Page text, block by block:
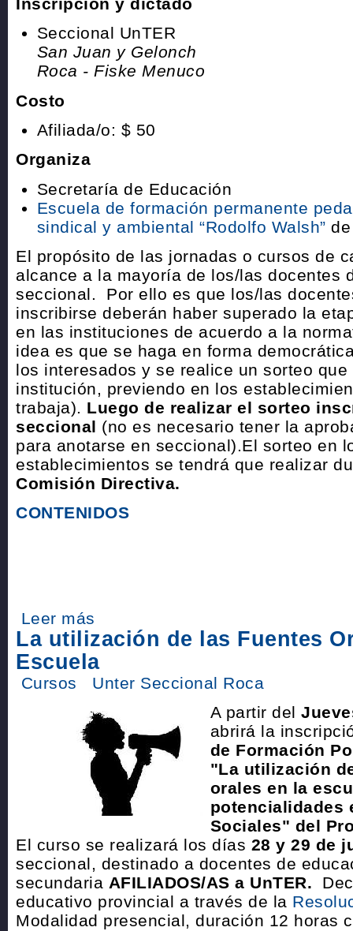
Seccional UnTER
San Juan y Gelonch
Roca - Fiske Menuco
Costo
Afiliada/o: $ 50
Organiza
Secretaría de Educación
Escuela de formación permanente
sindical y ambiental “Rodolfo Walsh”
El propósito de las jornadas o cursos de
alcance a la mayoría de los/las docentes
seccional. Por ello es que los/las
inscribirse deberán haber superado la
en las instituciones de acuerdo a la
idea es que se haga en forma
los interesados y se realice un sorteo
institución, previendo en los
trabaja). Luego de realizar el sorteo
seccional (no es necesario tener la
para anotarse en seccional).El sorteo en
establecimientos se tendrá que realizar
Comisión Directiva.
CONTENIDOS
Leer más
La utilización de las Fuentes
Escuela
Cursos
Unter Seccional Roca
A partir del
abrirá la
de Formación
"La utilización
orales en la
potencialidades
Sociales" del
El curso se realizará los días 28 y 29 de
seccional, destinado a docentes de
secundaria AFILIADOS/AS a UnTER.
educativo provincial a través de la
Modalidad presencial, duración 12 horas